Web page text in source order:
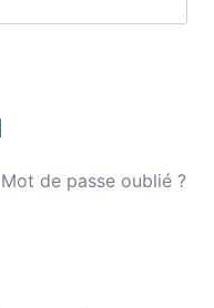
Mot de passe oublié ?